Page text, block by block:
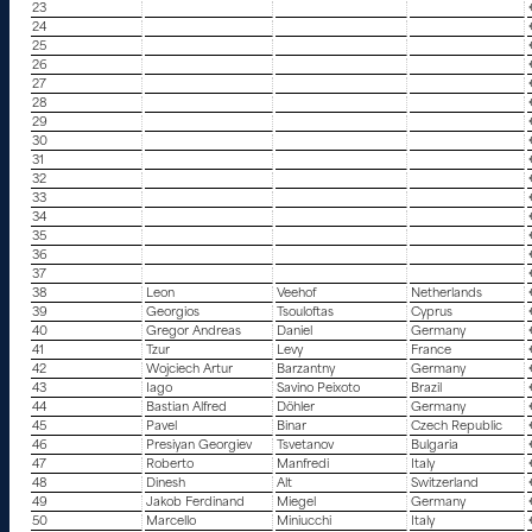
23
24
25
26
27
28
29
30
31
32
33
34
35
36
37
38
Leon Veehof Netherlands
39
Georgios Tsouloftas Cyprus
40
Gregor Andreas Daniel Germany
41
Tzur Levy France
42
Wojciech Artur Barzantny Germany
43
Iago Savino Peixoto Brazil
44
Bastian Alfred Döhler Germany
45
Pavel Binar Czech Republic
46
Presiyan Georgiev Tsvetanov Bulgaria
47
Roberto Manfredi Italy
48
Dinesh Alt Switzerland
49
Jakob Ferdinand Miegel Germany
50
Marcello Miniucchi Italy